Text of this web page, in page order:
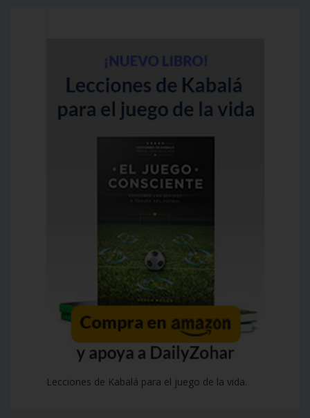
Lecciones de Kabalá para el juego de la vida.